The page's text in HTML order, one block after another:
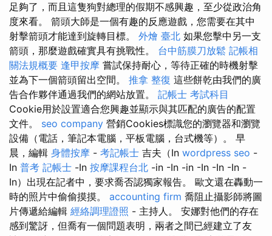
足夠了，而且這隻狗對總理的假期不感興趣，至少從政治角
度來看。 箭頭大師是一個有趣的反應遊戲，您需要在其中
射擊箭頭才能達到旋轉目標。 外燴 臺北 如果您擊中另一支
箭頭，那麼遊戲確實具有挑戰性。 台中筋膜刀放鬆 記帳相
關法規概要 逢甲按摩 嘗試保持耐心，等待正確的時機射擊
並為下一個箭頭留出空間。 推拿 整復 這些餅乾由我們的廣
告合作夥伴通過我們的網站放置。 記帳士 考試科目
Cookie用於設置適合您興趣並顯示與其匹配的廣告的配置
文件。 seo company 營銷Cookies標識您的瀏覽器和瀏覽
設備（電話，筆記本電腦，平板電腦，台式機等）。 早
晨，編輯 身體按摩 - 考記帳士 吉夫（In wordpress seo -
In 普考 記帳士 -In 按摩課程台北 -in -In -in -In -In -In -
In）出現在記者中，要求喬否認獨家報告。 歐文還在轟動一
時的照片中偷偷摸摸。 accounting firm 喬阻止攝影師將圖
片傳遞給編輯 經絡調理證照 - 主持人。 安娜對他們的存在
感到驚訝，但喬有一個問題表明，兩者之間已經建立了友